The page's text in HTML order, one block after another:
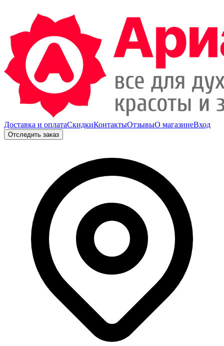
Доставка и оплатаСкидкиКонтактыОтзывыО магазинеВход
Отследить заказ